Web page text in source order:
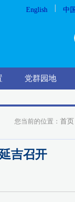
English 中
党群园地
您当前的位置： 首页
吉召开